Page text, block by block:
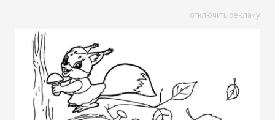
отключить рекламу